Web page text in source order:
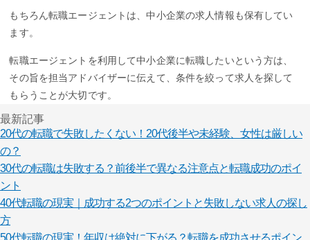
もちろん転職エージェントは、中小企業の求人情報も保有してい
ます。
転職エージェントを利用して中小企業に転職したいという方は、
その旨を担当アドバイザーに伝えて、条件を絞って求人を探して
もらうことが大切です。
最新記事
20代の転職で失敗したくない！20代後半や未経験、女性は厳しい
の？
30代の転職は失敗する？前後半で異なる注意点と転職成功のポイ
ント
40代転職の現実｜成功する2つのポイントと失敗しない求人の探し
方
50代転職の現実！年収は絶対に下がる？転職を成功させるポイン